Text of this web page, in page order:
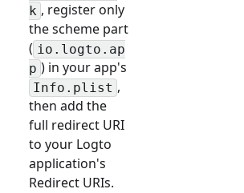
k , register only
the scheme part
( io.logto.ap
p ) in your app's
Info.plist ,
then add the
full redirect URI
to your Logto
application's
Redirect URIs.